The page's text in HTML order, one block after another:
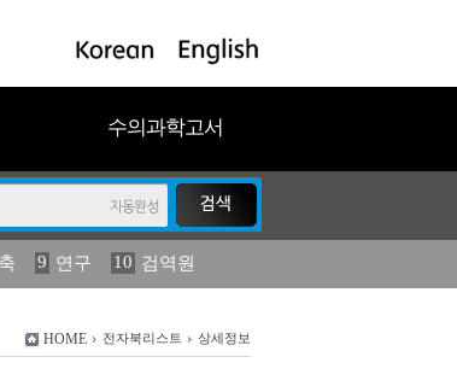
수의과학고서
9 연구 10 검역원
19 농림수산
HOME 전자북리스트 상세정보